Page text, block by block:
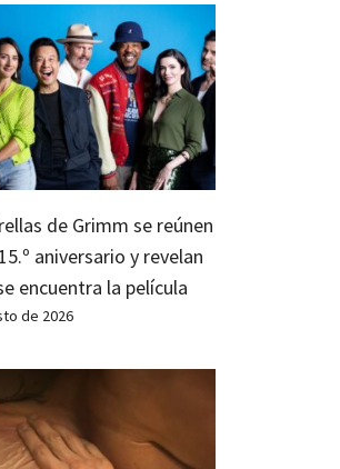
de Grimm se reúnen
aniversario y revelan
encuentra la película
de 2026